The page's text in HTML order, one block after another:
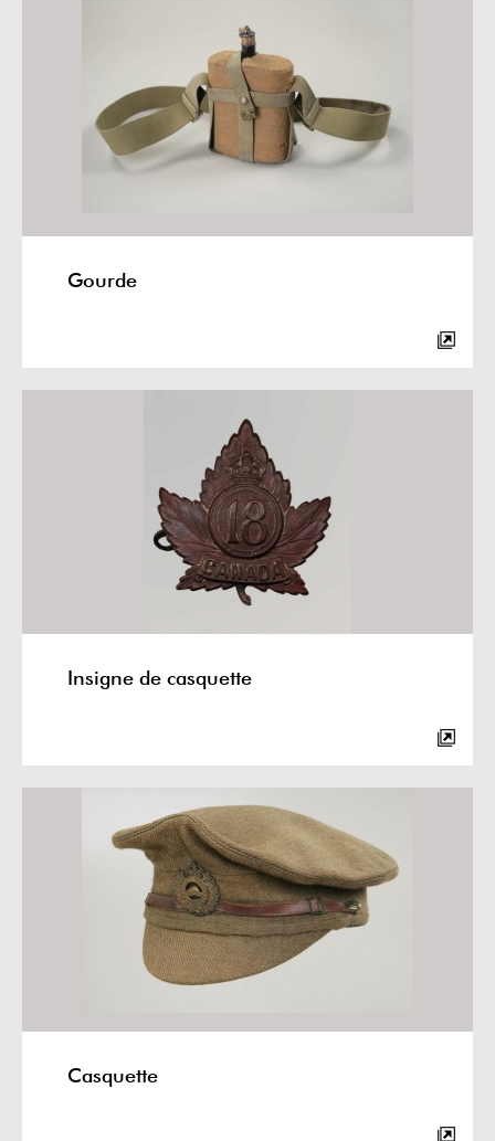
Gourde
Insigne de casquette
Casquette